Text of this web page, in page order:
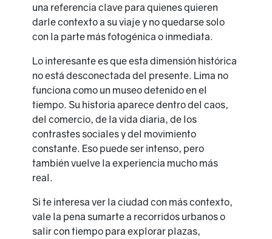
una referencia clave para quienes quieren
darle contexto a su viaje y no quedarse solo
con la parte más fotogénica o inmediata.
Lo interesante es que esta dimensión histórica
no está desconectada del presente. Lima no
funciona como un museo detenido en el
tiempo. Su historia aparece dentro del caos,
del comercio, de la vida diaria, de los
contrastes sociales y del movimiento
constante. Eso puede ser intenso, pero
también vuelve la experiencia mucho más
real.
Si te interesa ver la ciudad con más contexto,
vale la pena sumarte a recorridos urbanos o
salir con tiempo para explorar plazas,